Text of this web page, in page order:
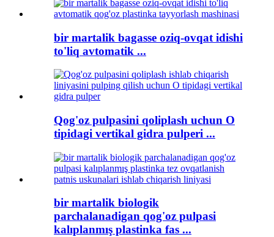
bir martalik bagasse oziq-ovqat idishi
to'liq avtomatik ...
Qog'oz pulpasini qoliplash uchun O
tipidagi vertikal gidra pulperi ...
bir martalik biologik
parchalanadigan qog'oz pulpasi
kalıplanmış plastinka fas ...